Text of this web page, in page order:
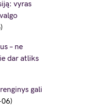
vyras
– ne
dar atliks
gali